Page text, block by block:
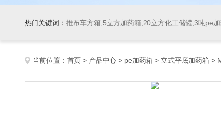
热门关键词： 推布车方箱,5立方加药箱,20立方化工储罐,3吨pe
当前位置： 首页 > 产品中心 > pe加药箱 > 立式平底加药箱 >